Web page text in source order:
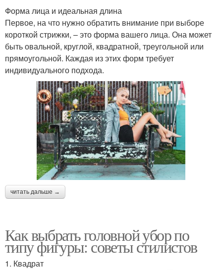
Форма лица и идеальная длина
Первое, на что нужно обратить внимание при выборе
короткой стрижки, – это форма вашего лица. Она может
быть овальной, круглой, квадратной, треугольной или
прямоугольной. Каждая из этих форм требует
индивидуального подхода.
читать дальше →
Как выбрать головной убор по
типу фигуры: советы стилистов
1. Квадрат